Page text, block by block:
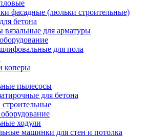
фасадные (люльки строительные)
бетона
вязальные для арматуры
для пола
коперы
пылесосы
для бетона
ходули
машинки для стен и потолка